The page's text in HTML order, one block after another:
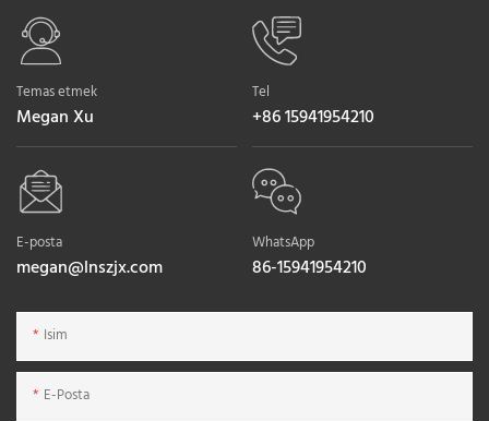
Temas etmek
Megan Xu
Tel
+86 15941954210
E-posta
megan@lnszjx.com
WhatsApp
86-15941954210
Isim
E-Posta